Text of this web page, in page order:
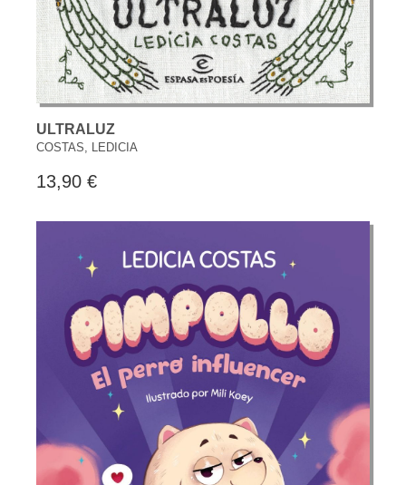
ULTRALUZ
COSTAS, LEDICIA
13,90 €